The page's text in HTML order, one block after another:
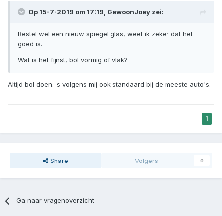
Op 15-7-2019 om 17:19, GewoonJoey zei:
Bestel wel een nieuw spiegel glas, weet ik zeker dat het
goed is.
Wat is het fijnst, bol vormig of vlak?
Altijd bol doen. Is volgens mij ook standaard bij de meeste auto's.
1
Share Volgers 0
Ga naar vragenoverzicht